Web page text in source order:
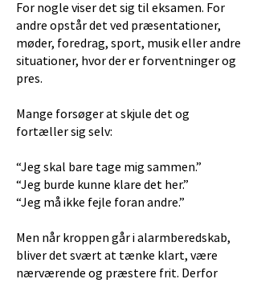
For nogle viser det sig til eksamen. For
andre opstår det ved præsentationer,
møder, foredrag, sport, musik eller andre
situationer, hvor der er forventninger og
pres.
Mange forsøger at skjule det og
fortæller sig selv:
“Jeg skal bare tage mig sammen.”
“Jeg burde kunne klare det her.”
“Jeg må ikke fejle foran andre.”
Men når kroppen går i alarmberedskab,
bliver det svært at tænke klart, være
nærværende og præstere frit. Derfor